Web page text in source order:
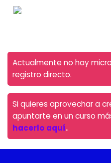
Skip
Actualmente no hay
registro directo.
Si quieres aprovechar a
apuntarte en un curso
hacerlo aquí.